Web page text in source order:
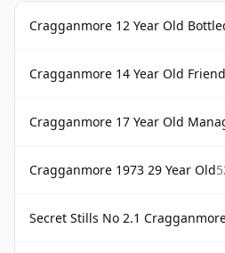
Cragganmore 12 Year Old
Cragganmore 14 Year Old Friends of
Cragganmore 17 Year Old
Cragganmore 1973 29 Year Old
Secret Stills No 2.1 Cragganmore 1966